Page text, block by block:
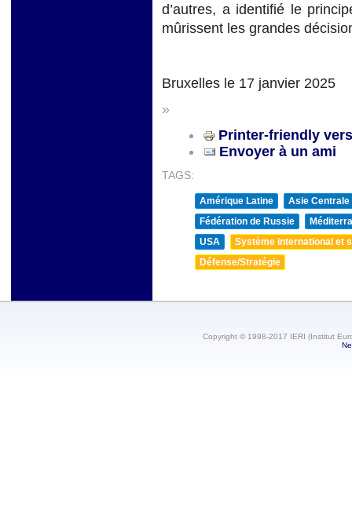
d’autres, a identifié le
mûrissent les grandes
Bruxelles le 17 janvier 2025
»
Printer-friendly
Envoyer à un ami
TAGS:
Amérique Latine
Asie Centrale
Fédération de Russie
USA
Système international et
Défense/Stratégie
Copyright © 1998-2017 IERI (Institut